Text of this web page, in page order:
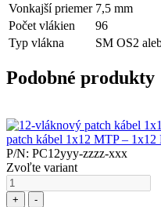
Vonkajší priemer 7,5 mm
Počet vlákien
96
Typ vlákna
SM OS2
Podobné produkty
patch kábel 1x12 MTP – 1x12
P/N: PC12yyy-zzzz-xxx
Zvoľte variant
+ -